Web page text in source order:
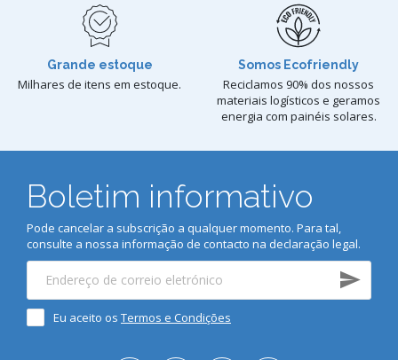
Grande estoque
Milhares de itens em estoque.
Somos Ecofriendly
Reciclamos 90% dos nossos
materiais logísticos e geramos
energia com painéis solares.
Boletim informativo
Pode cancelar a subscrição a qualquer momento. Para tal,
consulte a nossa informação de contacto na declaração legal.
Eu aceito os Termos e Condições